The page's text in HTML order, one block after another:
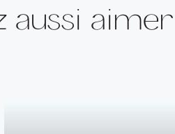
aussi aimer